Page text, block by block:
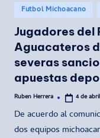
Publicado
en
Futbol Michoacano
Jugadores del
Aguacateros
severas
apuestas
Publicado
Ruben Herrera 4 de
De acuerdo al
dos equipos